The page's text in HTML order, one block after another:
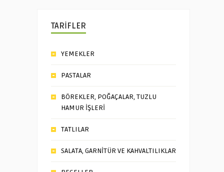
TARİFLER
YEMEKLER
PASTALAR
BÖREKLER, POĞAÇALAR, TUZLU
HAMUR İŞLERİ
TATLILAR
SALATA, GARNİTÜR VE KAHVALTILIKLAR